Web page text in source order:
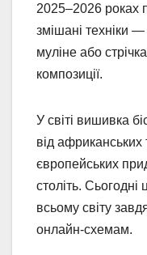
2025–2026 роках
змішані техніки
муліне або
композиції.
У світі вишивка
від африканських
європейських
століть. Сьогодні
всьому світу
онлайн-схемам.